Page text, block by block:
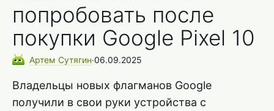
попробовать после
покупки Google Pixel 10
Артем Сутягин∙06.09.2025
Владельцы новых флагманов Google
получили в свои руки устройства с